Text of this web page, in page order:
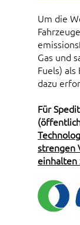
Um die
Gas und
Fuels)
dazu
Für
strengen
einhalten